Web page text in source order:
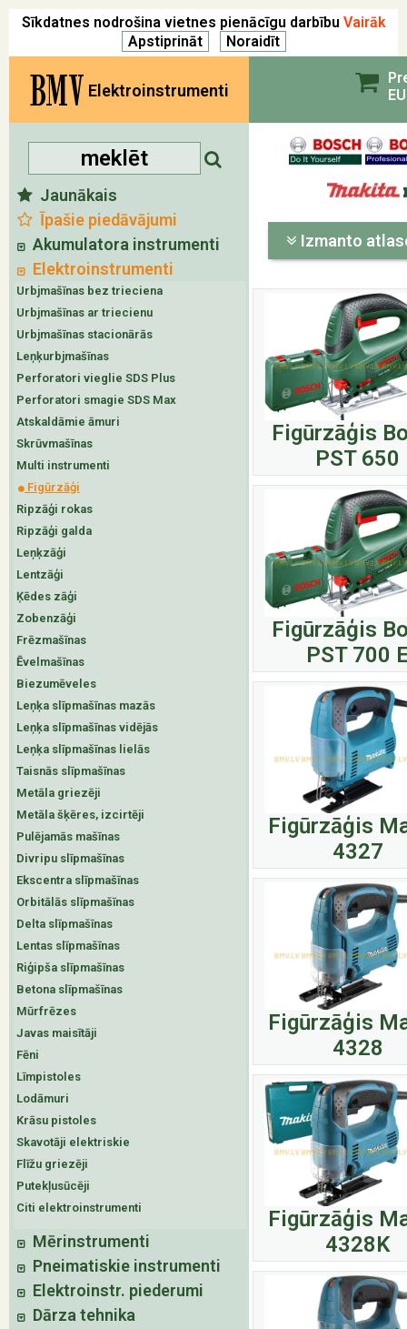
Sīkdatnes nodrošina vietnes pienācīgu darbību Vairāk
BMV Elektroinstrumenti
Jaunākais
Īpašie piedāvājumi
Akumulatora instrumenti
Elektroinstrumenti
Urbjmašīnas bez trieciena
Urbjmašīnas ar triecienu
Urbjmašīnas stacionārās
Leņķurbjmašīnas
Perforatori vieglie SDS Plus
Perforatori smagie SDS Max
Atskaldāmie āmuri
Skrūvmašīnas
Multi instrumenti
Figūrzāģi
Ripzāģi rokas
Ripzāģi galda
Leņķzāģi
Lentzāģi
Ķēdes zāģi
Zobenzāģi
Frēzmašīnas
Ēvelmašīnas
Biezumēveles
Leņķa slīpmašīnas mazās
Leņķa slīpmašīnas vidējās
Leņķa slīpmašīnas lielās
Taisnās slīpmašīnas
Metāla griezēji
Metāla šķēres, izcirtēji
Pulējamās mašīnas
Divripu slīpmašīnas
Ekscentra slīpmašīnas
Orbitālās slīpmašīnas
Delta slīpmašīnas
Lentas slīpmašīnas
Riģipša slīpmašīnas
Betona slīpmašīnas
Mūrfrēzes
Javas maisītāji
Fēni
Līmpistoles
Lodāmuri
Krāsu pistoles
Skavotāji elektriskie
Flīžu griezēji
Putekļusūcēji
Citi elektroinstrumenti
Mērinstrumenti
Pneimatiskie instrumenti
Elektroinstr. piederumi
Dārza tehnika
Izmanto
Figūrzāģis
PST 650
Figūrzāģis
PST 700
Figūrzāģis
4327
Figūrzāģis
4328
Figūrzāģis
4328K